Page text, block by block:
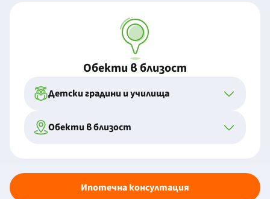
Обекти в близост
Детски градини и училища
Обекти в близост
Ипотечна консултация